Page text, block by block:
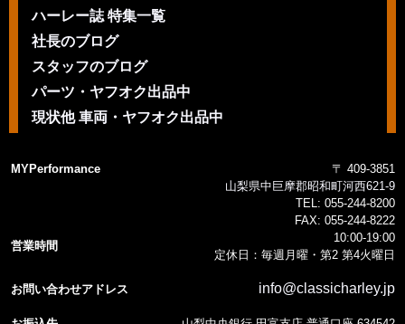
ハーレー誌 特集一覧
社長のブログ
スタッフのブログ
パーツ・ヤフオク出品中
現状他 車両・ヤフオク出品中
MYPerformance
〒 409-3851
山梨県中巨摩郡昭和町河西621-9
TEL: 055-244-8200
FAX: 055-244-8222
営業時間
10:00-19:00
定休日：毎週月曜・第2 第4火曜日
お問い合わせアドレス info@classicharley.jp